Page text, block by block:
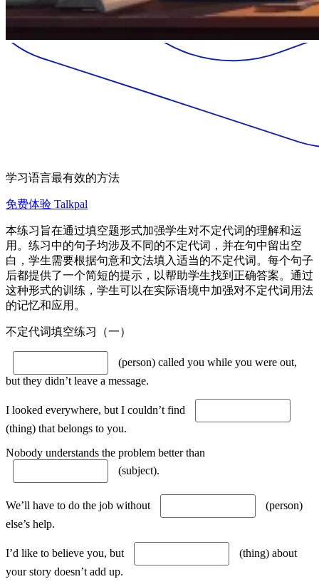
学习语言最有效的方法
免费体验 Talkpal
本练习旨在通过填空题形式加强学生对不定代词的理解和运
用。练习中的句子均涉及不同的不定代词，并在句中留出空
白，学生需要根据句意和文法填入适当的不定代词。每个句子
后都提供了一个简短的提示，以帮助学生找到正确答案。通过
这种形式的训练，学生可以在实际语境中加强对不定代词用法
的记忆和应用。
不定代词填空练习（一）
(person) called you while you were out,
but they didn’t leave a message.
I looked everywhere, but I couldn’t find
(thing) that belongs to you.
Nobody understands the problem better than
(subject).
We’ll have to do the job without
(person)
else’s help.
I’d like to believe you, but
(thing) about
your story doesn’t add up.